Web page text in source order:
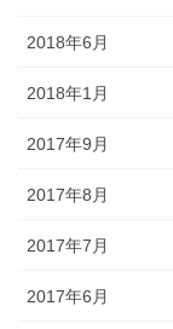
2018年6月
2018年1月
2017年9月
2017年8月
2017年7月
2017年6月